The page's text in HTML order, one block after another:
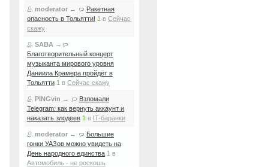
moderator →
Ракетная
опасность в Тольятти! 1 в Сейчас
скажу
SABA →
Благотворительный концерт
музыканта мирового уровня
Даниила Крамера пройдёт в
Тольятти 1 в Сейчас скажу
PINGvin →
Взломали
Telegram: как вернуть аккаунт и
наказать злодеев 1 в IT-баранки
moderator →
Большие
гонки УАЗов можно увидеть на
День народного единства 1 в
Автомобиль - не роскошь